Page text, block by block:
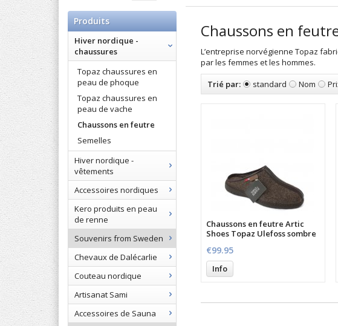
Produits
Hiver nordique -
chaussures
Topaz chaussures en
peau de phoque
Topaz chaussures en
peau de vache
Chaussons en feutre
Semelles
Hiver nordique -
vêtements
Accessoires nordiques
Kero produits en peau
de renne
Souvenirs from Sweden
Chevaux de Dalécarlie
Couteau nordique
Artisanat Sami
Accessoires de Sauna
Chaussons en
L’entreprise norvégienne Topaz
par les femmes et les hommes.
Trié par:
standard Nom
Chaussons en feutre Artic
Shoes Topaz Ulefoss sombre
€99.95
Info